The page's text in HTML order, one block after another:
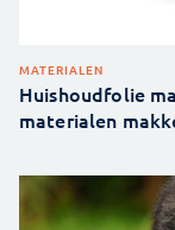
MATERIALEN
Huishoudfolie
materialen